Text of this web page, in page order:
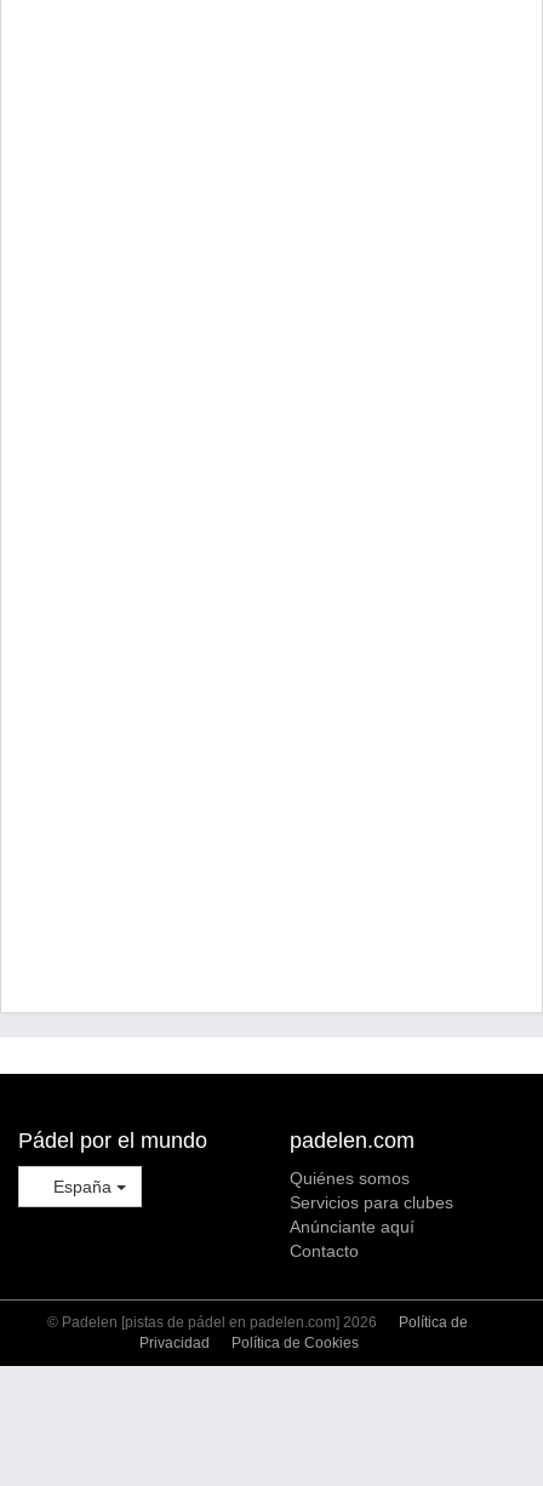
Pádel por el mundo
España
padelen.com
Quiénes somos
Servicios para clubes
Anúnciante aquí
Contacto
© Padelen [pistas de pádel en padelen.com] 2026
Política de
Privacidad
Política de Cookies